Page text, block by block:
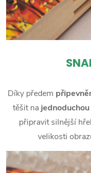
Díky předem
těšit na
připravit silnější
velikosti